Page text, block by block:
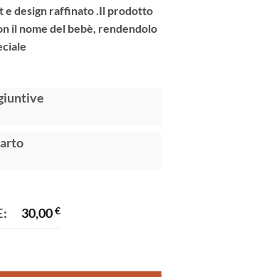
e design raffinato .Il prodotto
il nome del bebè, rendendolo
30,00€